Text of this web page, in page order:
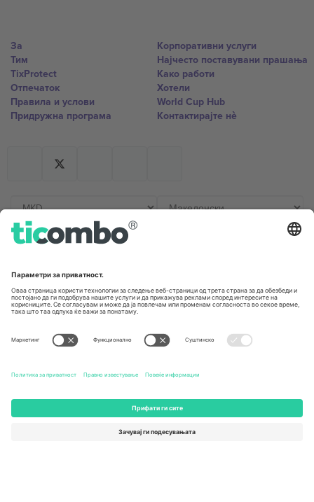
За
Тим
TixProtect
Отпечаток
Правила и услови
Придружна програма
Корпоративни услуги
Најчесто поставувани прашања
Како работи
Хотели
World Cup Hub
Контактирајте нѐ
Germany
Unter den Linden 24, 10117
United Kingdom
167 City Road, London, Greater
Kingdom
Newark, Delaware 19713, United
States
Engelberg, Switzerland